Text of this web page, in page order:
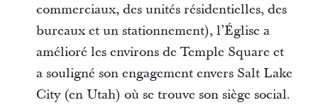
commerciaux, des unités résidentielles, des
bureaux et un stationnement), l’Église a
amélioré les environs de Temple Square et
a souligné son engagement envers Salt Lake
City (en Utah) où se trouve son siège social.